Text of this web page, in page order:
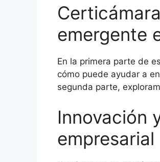
emergente
En la primera parte de
cómo puede ayudar a
segunda parte,
Innovación
empresarial